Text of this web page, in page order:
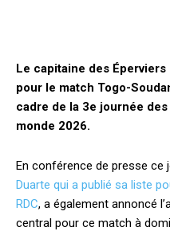
Le capitaine des Éperviers
pour le match Togo-
cadre de la 3e journée
monde 2026.
En conférence de presse ce
Duarte qui a publié sa liste
RDC, a également annoncé
central pour ce match à